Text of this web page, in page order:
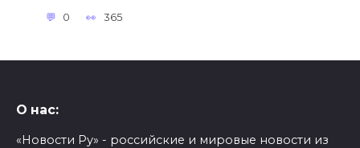
0 365
О нас:
«Новости Ру» - российские и мировые новости из